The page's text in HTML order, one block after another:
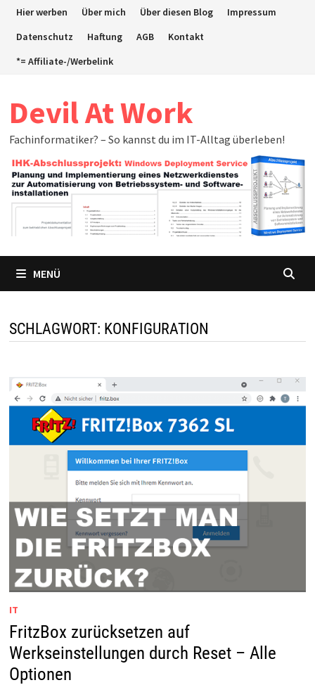
ZumHier werben Über mich Über diesen Blog
Impressum
Datenschutz
Haftung AGB
Kontakt
*= Affiliate-/Werbelink
Devil At Work
Fachinformatiker? – So kannst du im IT-Alltag überleben!
MENÜ
SCHLAGWORT: KONFIGURATION
IT
FritzBox zurücksetzen auf
Werkseinstellungen durch Reset – Alle
Optionen